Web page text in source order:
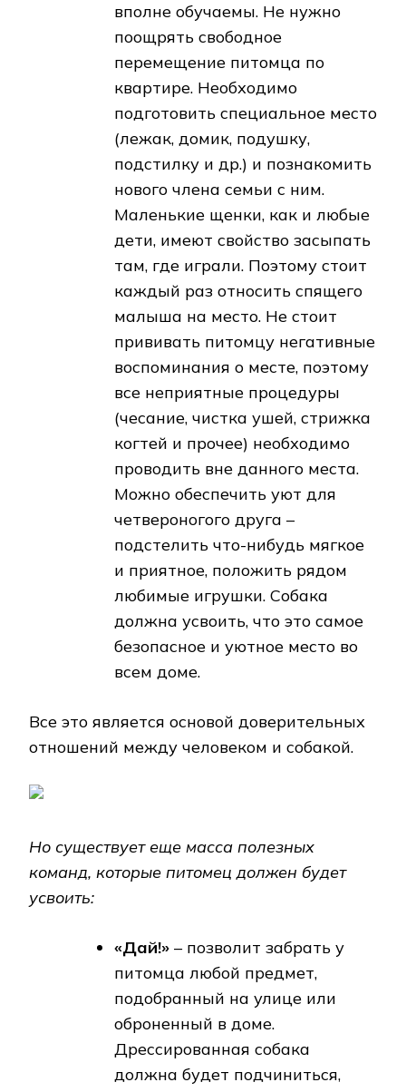
вполне обучаемы. Не нужно
поощрять свободное
перемещение питомца по
квартире. Необходимо
подготовить специальное место
(лежак, домик, подушку,
подстилку и др.) и познакомить
нового члена семьи с ним.
Маленькие щенки, как и любые
дети, имеют свойство засыпать
там, где играли. Поэтому стоит
каждый раз относить спящего
малыша на место. Не стоит
прививать питомцу негативные
воспоминания о месте, поэтому
все неприятные процедуры
(чесание, чистка ушей, стрижка
когтей и прочее) необходимо
проводить вне данного места.
Можно обеспечить уют для
четвероногого друга –
подстелить что-нибудь мягкое
и приятное, положить рядом
любимые игрушки. Собака
должна усвоить, что это самое
безопасное и уютное место во
всем доме.
Все это является основой доверительных
отношений между человеком и собакой.
Но существует еще масса полезных
команд, которые питомец должен будет
усвоить:
«Дай!» – позволит забрать у
питомца любой предмет,
подобранный на улице или
оброненный в доме.
Дрессированная собака
должна будет подчиниться,